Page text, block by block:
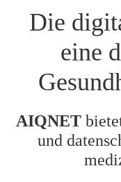
Die
eine
AIQNET
und